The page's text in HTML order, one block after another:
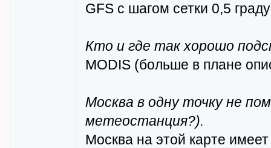
GFS с шагом сетки 0,5
Кто и где так хорошо
MODIS (больше в плане
Москва в одну точку не
метеостанция?).
Москва на этой карте